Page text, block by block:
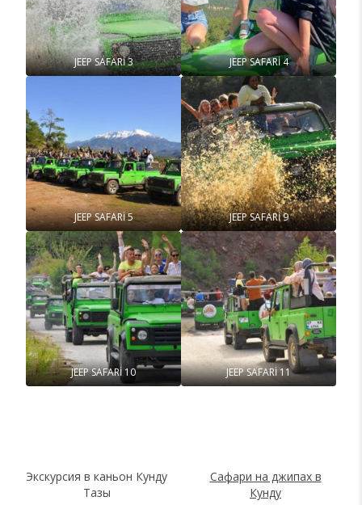
JEEP SAFARİ 3 JEEP SAFARİ 4
JEEP SAFARİ 5 JEEP SAFARİ 9
JEEP SAFARİ 10 JEEP SAFARİ 11
Экскурсия в каньон Кунду
Тазы
Сафари на джипах в
Кунду